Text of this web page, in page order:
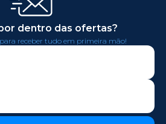
dentro das ofertas?
receber tudo em primeira mão!